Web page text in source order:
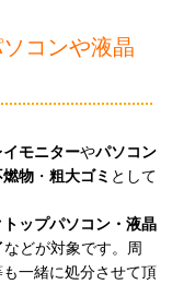
コンや液晶
モニターやパソコン
燃物 ・ 粗大ゴミ として
ップパソコン・液晶
などが対象です。周
も一緒に処分させて頂